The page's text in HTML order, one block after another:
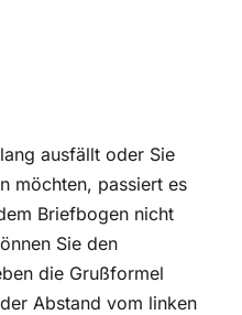
ausfällt oder Sie
möchten, passiert es
Briefbogen nicht
Sie den
die Grußformel
Abstand vom linken